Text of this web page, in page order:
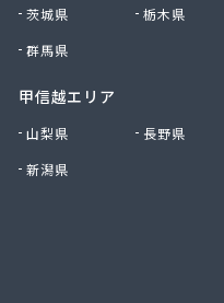
(株)大八 金沢充填所
(株)大八 港南ガスサー
(株)滝本商店
(株)長尾商店
(株)田中泰治商店
茨城県
栃木県
群馬県
甲信越エリア
山梨県
長野県
新潟県